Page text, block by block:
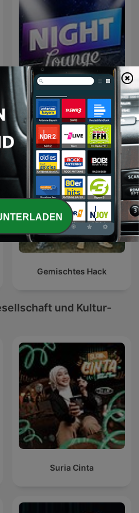
Nightlounge
Gemischtes Hack
und Kultur-
Suria Cinta